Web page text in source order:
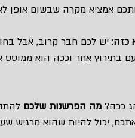
אמציא מקרה שבשום אופן
כזה: יש לכם חבר קרוב, אבל
בתירוץ אחר וככה הוא
ככה? מה הפרשנות שלכם
יכול להיות שהוא מרגיש